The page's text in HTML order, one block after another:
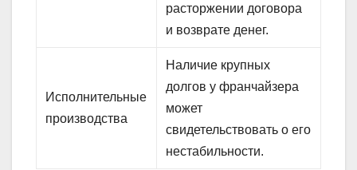
расторжении договора
и возврате денег.
Исполнительные
производства
Наличие крупных
долгов у франчайзера
может
свидетельствовать о его
нестабильности.